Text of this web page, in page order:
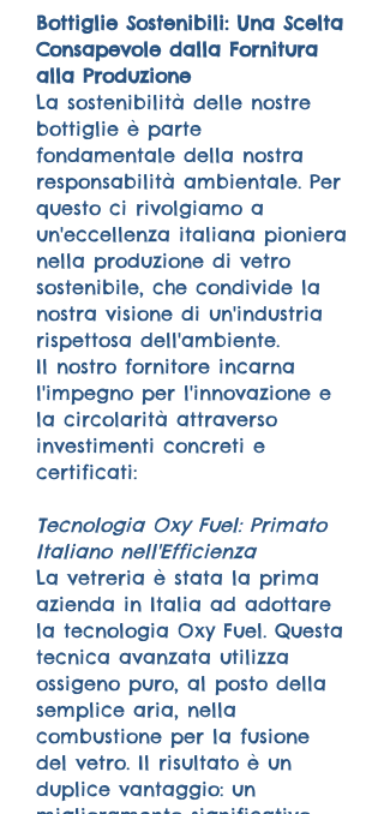
Bottiglie Sostenibili: Una Scelta
Consapevole dalla Fornitura
alla Produzione
La sostenibilità delle nostre
bottiglie è parte
fondamentale della nostra
responsabilità ambientale. Per
questo ci rivolgiamo a
un'eccellenza italiana pioniera
nella produzione di vetro
sostenibile, che condivide la
nostra visione di un'industria
rispettosa dell'ambiente.
Il nostro fornitore incarna
l'impegno per l'innovazione e
la circolarità attraverso
investimenti concreti e
certificati:
Tecnologia Oxy Fuel: Primato
Italiano nell'Efficienza
La vetreria è stata la prima
azienda in Italia ad adottare
la tecnologia Oxy Fuel. Questa
tecnica avanzata utilizza
ossigeno puro, al posto della
semplice aria, nella
combustione per la fusione
del vetro. Il risultato è un
duplice vantaggio: un